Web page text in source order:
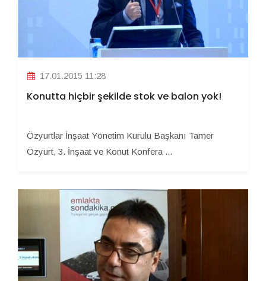
17.01.2015 11:28
Konutta hiçbir şekilde stok ve balon yok!
Özyurtlar İnşaat Yönetim Kurulu Başkanı Tamer
Özyurt, 3. İnşaat ve Konut Konfera ...